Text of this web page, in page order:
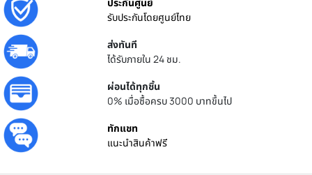
ประกันศูนย์
รับประกันโดยศูนย์ไทย
ส่งทันที
ได้รับภายใน 24 ชม.
ผ่อนได้ทุกชิ้น
0% เมื่อซื้อครบ 3000 บาทขึ้นไป
ทักแชท
แนะนำสินค้าฟรี